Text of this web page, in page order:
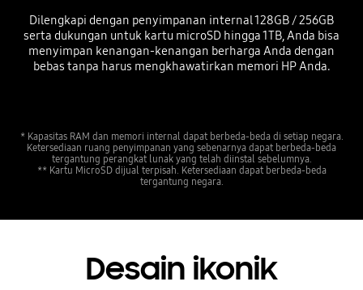
Dilengkapi dengan penyimpanan internal 128GB / 256GB
serta dukungan untuk kartu microSD hingga 1TB, Anda bisa
menyimpan kenangan-kenangan berharga Anda dengan
bebas tanpa harus mengkhawatirkan memori HP Anda.
* Kapasitas RAM dan memori internal dapat berbeda-beda di setiap negara.
Ketersediaan ruang penyimpanan yang sebenarnya dapat berbeda-beda
tergantung perangkat lunak yang telah diinstal sebelumnya.
** Kartu MicroSD dijual terpisah. Ketersediaan dapat berbeda-beda
tergantung negara.
Desain ikonik